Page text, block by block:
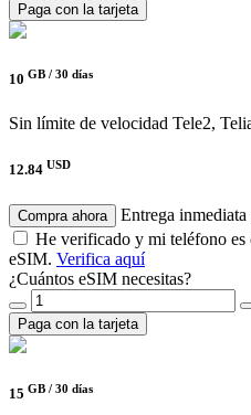
Paga con la tarjeta
10 GB / 30 días
Sin límite de velocidad Tele2,
12.84 USD
Compra ahora
Entrega
He verificado y mi teléfono
eSIM. Verifica aquí
¿Cuántos eSIM necesitas?
Paga con la tarjeta
15 GB / 30 días